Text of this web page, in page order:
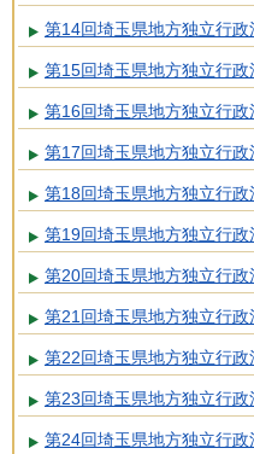
第14回埼玉県地方独立行
第15回埼玉県地方独立行
第16回埼玉県地方独立行
第17回埼玉県地方独立行
第18回埼玉県地方独立行
第19回埼玉県地方独立行
第20回埼玉県地方独立行
第21回埼玉県地方独立行
第22回埼玉県地方独立行
第23回埼玉県地方独立行
第24回埼玉県地方独立行